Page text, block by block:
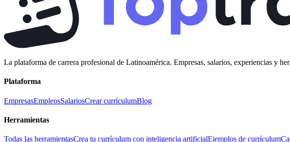
La plataforma de carrera profesional de Latinoamérica. Empresas, salarios, experiencias y
Plataforma
EmpresasEmpleosSalariosCrear currículumBlog
Herramientas
Todas las herramientasCrea tu currículum con inteligencia artificialEjemplos de currículum